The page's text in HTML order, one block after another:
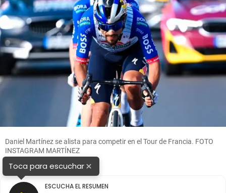
Daniel Martínez se alista para competir en el Tour de Francia. FOTO
INSTAGRAM MARTÍNEZ
Toca para escuchar×
ESCUCHA EL RESUMEN